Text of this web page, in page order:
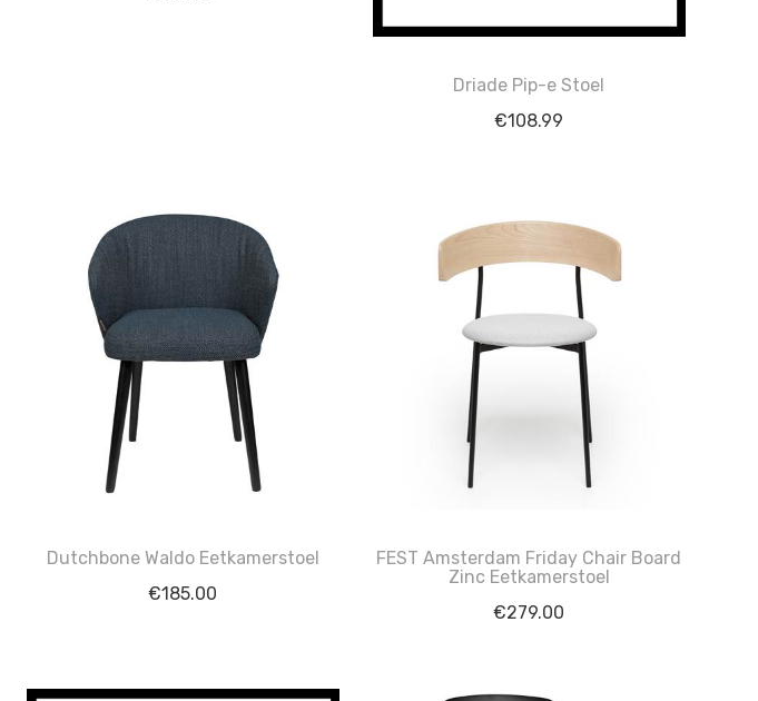
Driade Pip-e Stoel
€108.99
Dutchbone Waldo Eetkamerstoel
€185.00
FEST Amsterdam Friday Chair Board
Zinc Eetkamerstoel
€279.00